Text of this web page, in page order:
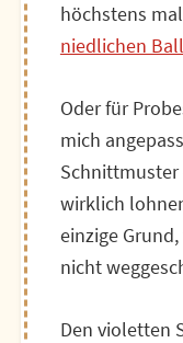
höchstens
niedlichen
Oder für
mich
wirklich
einzige
nicht
Den violetten